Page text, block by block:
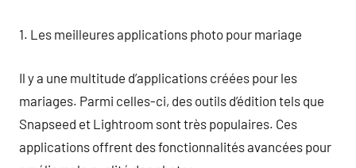
1. Les meilleures applications photo pour mariage
Il y a une multitude d’applications créées pour les
mariages. Parmi celles-ci, des outils d’édition tels que
Snapseed et Lightroom sont très populaires. Ces
applications offrent des fonctionnalités avancées pour